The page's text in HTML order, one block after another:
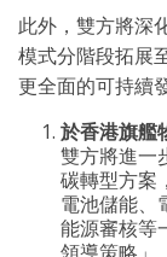
此外，雙方將深
模式分階段拓展
更全面的可持續
於香港旗艦
雙方將進一
碳轉型方案
電池儲能、
能源審核等